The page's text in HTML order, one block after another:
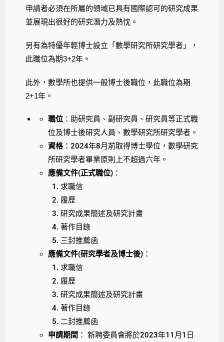
申請者必須在所屬的領域已具有國際認可的研究成果
並展現出很好的研究潛力及熱忱。
另有為特優年輕博士設立「數學研究所研究學者」，
此職位為期3+2年。
此外，數學所也提供一般博士後職位，此職位為期
2+1年。
職位 ：助研究員、副研究員、研究員等正式職
位及博士後研究人員、數學研究所研究學者。
資格：2024年8月前取得博士學位，數學研究
所研究學者畢業原則上不超過六年。
應備文件(正式職位) ：
求職信
履歷
研究成果簡述及研究計畫
著作目錄
三封推薦函
應備文件(研究學者及博士後) ：
求職信
履歷
研究成果簡述及研究計畫
著作目錄
二封推薦函
申請期間 ： 新聘委員會將於2023年11月1日